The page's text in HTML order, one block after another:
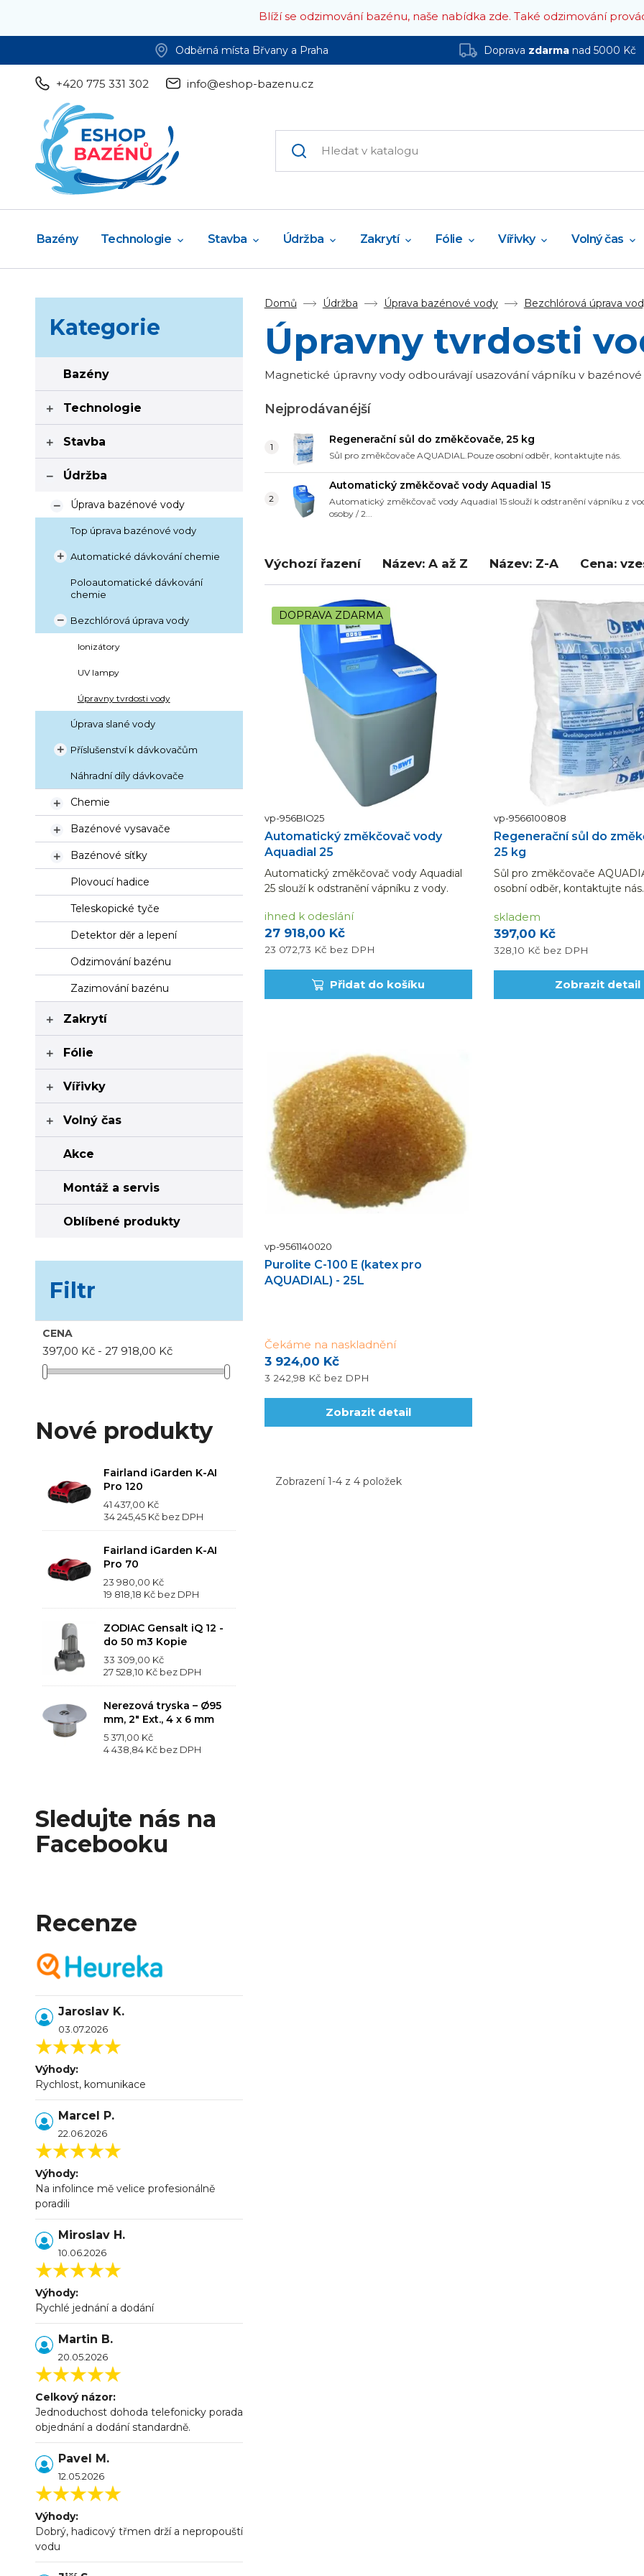
Blíží se odzimování bazénu, naše nabídka zde. Také odzimování
Odběrná místa Břvany a Praha Doprava zdarmanad 5000 Kč
+420 775 331 302 info@eshop-bazenu.cz
Bazény Technologie Stavba Údržba Zakrytí Fólie Vířivky Volný čas
Kategorie
Bazény
Technologie

Stavba

Údržba

Úprava bazénové vody

Top úprava bazénové vody
Automatické dávkování chemie

Poloautomatické dávkování
chemie
Bezchlórová úprava vody

Ionizátory
UV lampy
Úpravny tvrdosti vody
Úprava slané vody
Příslušenství k dávkovačům

Náhradní díly dávkovače
Chemie

Bazénové vysavače

Bazénové síťky

Plovoucí hadice
Teleskopické tyče
Detektor děr a lepení
Odzimování bazénu
Zazimování bazénu
Zakrytí

Fólie

Vířivky

Volný čas

Akce
Montáž a servis
Oblíbené produkty
Filtr
CENA
397,00 Kč - 27 918,00 Kč
Nové produkty
Fairland iGarden K-AI
Pro 120
41 437,00 Kč
34 245,45 Kč bez DPH
Fairland iGarden K-AI
Pro 70
23 980,00 Kč
19 818,18 Kč bez DPH
ZODIAC Gensalt iQ 12 -
do 50 m3 Kopie
33 309,00 Kč
27 528,10 Kč bez DPH
Nerezová tryska – Ø95
mm, 2" Ext., 4 x 6 mm
5 371,00 Kč
4 438,84 Kč bez DPH
Sledujte nás na
Facebooku
Recenze
Jaroslav K.
03.07.2026
Výhody:
Rychlost, komunikace
Marcel P.
22.06.2026
Výhody:
Na infolince mě velice profesionálně
poradili
Miroslav H.
10.06.2026
Výhody:
Rychlé jednání a dodání
Martin B.
20.05.2026
Celkový názor:
Jednoduchost dohoda telefonicky porada
objednání a dodání standardně.
Pavel M.
12.05.2026
Výhody:
Dobrý, hadicový třmen drží a nepropouští
vodu
Domů Údržba Úprava bazénové vody Bezchlórová úprava
Úpravny tvrdosti
Magnetické úpravny vody odbourávají usazování vápníku v bazénové
Nejprodávanéjší
Regenerační sůl do změkčovače, 25 kg
Sůl pro změkčovače AQUADIAL.Pouze osobní odběr, kontaktujte nás.
Automatický změkčovač vody Aquadial 15
Automatický změkčovač vody Aquadial 15 slouží k odstranění vápníku z
osoby / 2...
Výchozí řazení Název: A až Z Název: Z-A Cena:
DOPRAVA ZDARMA
vp-956BIO25
Automatický změkčovač vody
Aquadial 25
Automatický změkčovač vody Aquadial
25 slouží k odstranění vápníku z vody.
27 918,00 Kč
23 072,73 Kč bez DPH
ihned k odeslání
Přidat do košíku
vp-9566100808
Regenerační sůl do
25 kg
Sůl pro změkčovače
osobní odběr, kontaktujte nás.
397,00 Kč
328,10 Kč bez DPH
skladem
Zobrazit detail
vp-9561140020
Purolite C-100 E (katex pro
AQUADIAL) - 25L
3 924,00 Kč
3 242,98 Kč bez DPH
Čekáme na naskladnění
Zobrazit detail
Zobrazení 1-4 z 4 položek